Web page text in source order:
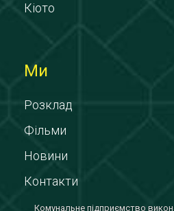
Кіото
Ми
Розклад
Фільми
Новини
Контакти
Комунальне підприємство